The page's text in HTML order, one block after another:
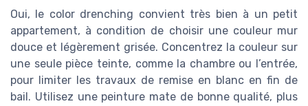
Oui, le color drenching convient très bien à un petit
appartement, à condition de choisir une couleur mur
douce et légèrement grisée. Concentrez la couleur sur
une seule pièce teinte, comme la chambre ou l’entrée,
pour limiter les travaux de remise en blanc en fin de
bail. Utilisez une peinture mate de bonne qualité, plus